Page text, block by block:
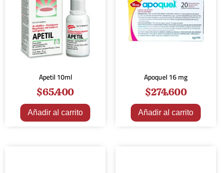
Apetil 10ml
$65.400
Añadir al carrito
Apoquel 16 mg
$274.600
Añadir al carrito